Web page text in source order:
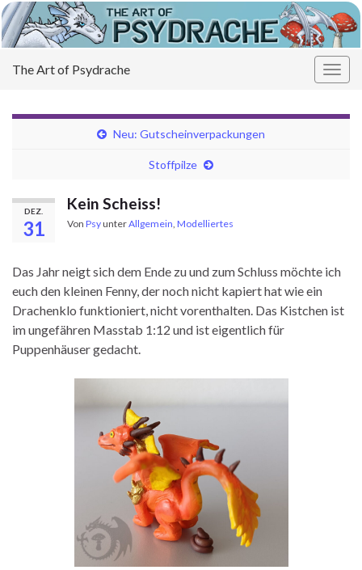
The Art of Psydrache
Neu: Gutscheinverpackungen
Stoffpilze
DEZ.
31
Kein Scheiss!
Von PsyunterAllgemein Modelliertes
Das Jahr neigt sich dem Ende zu und zum Schluss möchte ich
euch den kleinen Fenny, der noch nicht kapiert hat wie ein
Drachenklo funktioniert, nicht vorenthalten. Das Kistchen ist
im ungefähren Masstab 1:12 und ist eigentlich für
Puppenhäuser gedacht.